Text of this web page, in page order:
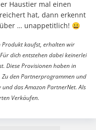
Haustier mal einen
hat, dann erkennt
… unappetitlich! 😀
Produkt kaufst, erhalten wir
dich entstehen dabei keinerlei
Diese Provisionen haben in
Zu den Partnerprogrammen und
das Amazon PartnerNet. Als
Verkäufen.